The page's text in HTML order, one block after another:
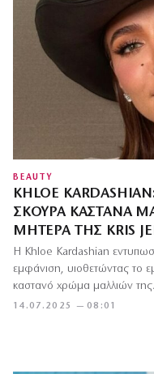
BEAUTY
KHLOE
ΣΚΟΎΡΑ ΚΑΣΤΑΝΆ
ΜΗΤΈΡΑ ΤΗΣ KRIS
14.07.2025 — 08:01
Η Khloe Kardashian
εμφάνιση, υιοθετώντας το
καστανό χρώμα μαλλιών